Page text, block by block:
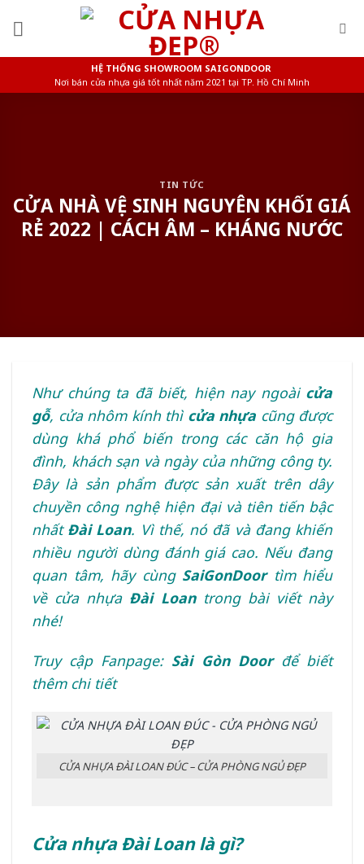
HỆ THỐNG SHOWROOM SAIGONDOOR
Nơi bán cửa nhựa giá tốt nhất năm 2021 tại TP. Hồ Chí Minh
TIN TỨC
CỬA NHÀ VỆ SINH NGUYÊN KHỐI GIÁ
RẺ 2022 | CÁCH ÂM – KHÁNG NƯỚC
Như chúng ta đã biết, hiện nay ngoài cửa
gỗ, cửa nhôm kính thì cửa nhựa cũng được
dùng khá phổ biến trong các căn hộ gia
đình, khách sạn và ngày của những công ty.
Đây là sản phẩm được sản xuất trên dây
chuyền công nghệ hiện đại và tiên tiến bậc
nhất Đài Loan. Vì thế, nó đã và đang khiến
nhiều người dùng đánh giá cao. Nếu đang
quan tâm, hãy cùng SaiGonDoortìm hiểu
về cửa nhựa Đài Loantrong bài viết này
nhé!
Truy cập Fanpage: Sài Gòn Doorđể biết
thêm chi tiết
CỬA NHỰA ĐÀI LOAN ĐÚC – CỬA PHÒNG NGỦ ĐẸP
Cửa nhựa Đài Loan là gì?